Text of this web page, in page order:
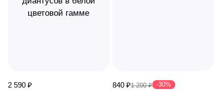
2 590 ₽
840 ₽1 200 ₽ -30%